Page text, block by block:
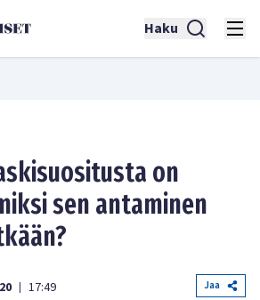
Haku
on
sen antaminen
| 17:49 Jaa